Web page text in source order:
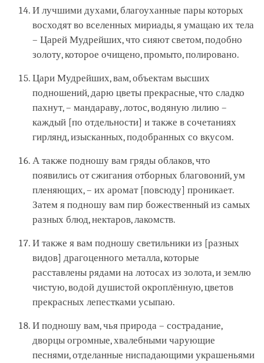
И лучшими духами, благоуханные пары которых
восходят во вселенных мириады, я умащаю их тела
– Царей Мудрейших, что сияют светом, подобно
золоту, которое очищено, промыто, полировано.
Цари Мудрейших, вам, объектам высших
подношений, дарю цветы прекрасные, что сладко
пахнут, – мандараву, лотос, водяную лилию –
каждый [по отдельности] и также в сочетаниях
гирлянд, изысканных, подобранных со вкусом.
А также подношу вам гряды облаков, что
появились от сжигания отборных благовоний, ум
пленяющих, – их аромат [повсюду] проникает.
Затем я подношу вам пир божественный из самых
разных блюд, нектаров, лакомств.
И также я вам подношу светильники из [разных
видов] драгоценного металла, которые
расставлены рядами на лотосах из золота, и землю
чистую, водой душистой окроплённую, цветов
прекрасных лепестками усыпаю.
И подношу вам, чья природа – сострадание,
дворцы огромные, хвалебными чарующие
песнями, отделанные ниспадающими украшеньями